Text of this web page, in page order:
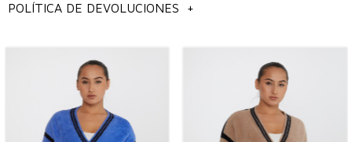
información general
Modelos de cardigan al por mayor de Estambul,
Modelos de ropa de mujer al por mayor,
Modelos de cardigans de mujer al por mayor,
POLÍTICA DE DEVOLUCIONES +